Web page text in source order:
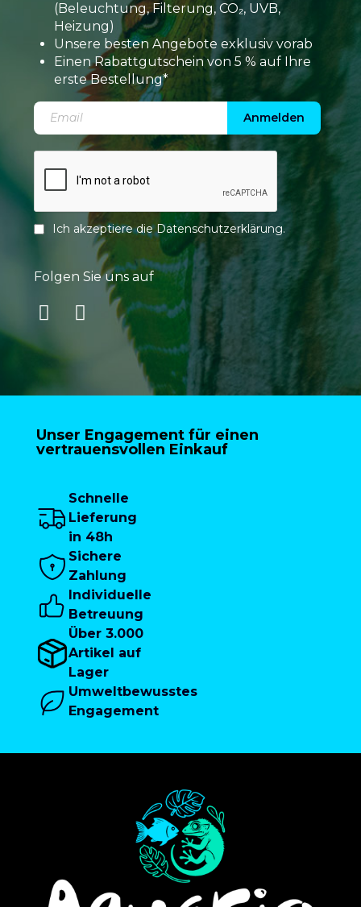
(Beleuchtung, Filterung, CO₂, UVB,
Heizung)
Unsere besten Angebote exklusiv vorab
Einen Rabattgutschein von 5 % auf Ihre
erste Bestellung*
Anmelden
Ich akzeptiere dieDatenschutzerklärung.
Folgen Sie uns auf
Unser Engagement für einen
vertrauensvollen Einkauf
Schnelle
Lieferung
in 48h
Sichere
Zahlung
Individuelle
Betreuung
Über 3.000
Artikel auf
Lager
Umweltbewusstes
Engagement